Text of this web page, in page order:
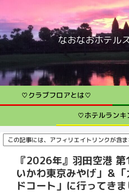
なおなおホテル
♡クラブフロアとは♡
♡ホテルラン
この記事には、アフィリエイトリンクが含ま
『2026年』羽田空港
いかわ東京みやげ」＆
ドコート」に行ってきま